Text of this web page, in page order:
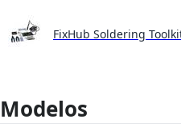
FixHub Soldering
Modelos